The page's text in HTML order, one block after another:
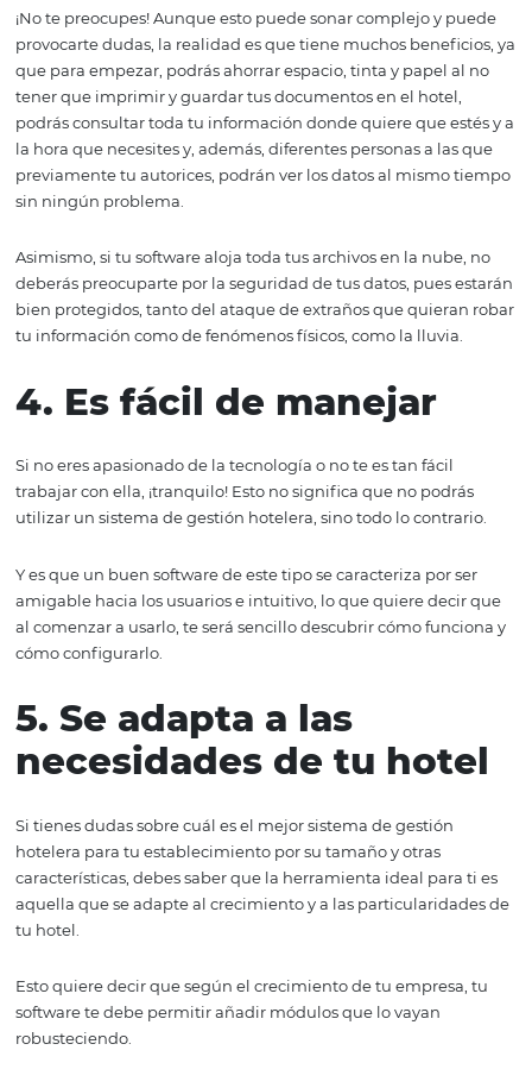
programas complementarios, deberás buscar más
La idea es que todo esto puede estar sincronizado para
saques el mayor provecho.
3. Aloja la
la nube
Otra de las características que idealmente debes
tu negocio esté almacenada en la nube, es decir en
remotos en la web y no en físico.
¡No te preocupes! Aunque esto puede sonar complejo y
provocarte dudas, la realidad es que tiene muchos
tener que imprimir y guardar tus documentos en el
podrás consultar toda tu información donde quiere que
la hora que necesites y, además, diferentes personas a
sin ningún problema.
Asimismo, si tu software aloja toda tus archivos en la
bien protegidos, tanto del ataque de extraños que
tu información como de fenómenos físicos, como la
4. Es fácil de manejar
Si no eres apasionado de la tecnología o no te es tan
trabajar con ella, ¡tranquilo! Esto no significa que no